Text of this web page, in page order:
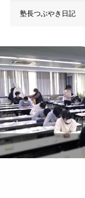
塾長つぶやき日記